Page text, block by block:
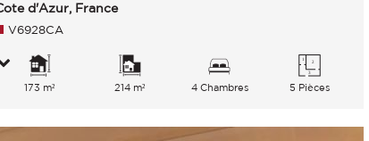
d'Azur, France
V6928CA
173 m² 214 m² 4 Chambres 5 Pièces